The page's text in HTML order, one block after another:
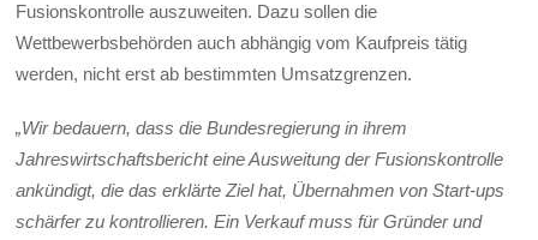
Fusionskontrolle auszuweiten. Dazu sollen die
Wettbewerbsbehörden auch abhängig vom Kaufpreis tätig
werden, nicht erst ab bestimmten Umsatzgrenzen.
„Wir bedauern, dass die Bundesregierung in ihrem
Jahreswirtschaftsbericht eine Ausweitung der Fusionskontrolle
ankündigt, die das erklärte Ziel hat, Übernahmen von Start-ups
schärfer zu kontrollieren. Ein Verkauf muss für Gründer und